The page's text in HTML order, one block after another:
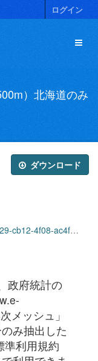
ログイン
）北海道のみ
ダウンロード
download/14_nemuro_mesh4.geojson
政府統計の
メッシュ」
み抽出した
準利用規約